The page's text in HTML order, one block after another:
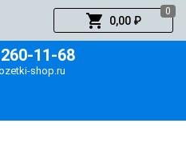
shopping_cart 0,00 ₽
0
11-68
shop.ru